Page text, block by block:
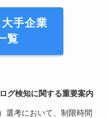
手企業
覧
グ検知に関する重要案内
選考において、制限時間